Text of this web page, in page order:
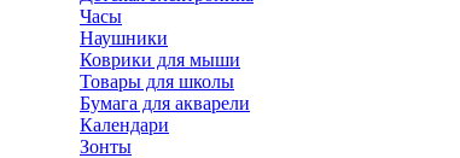
Часы
Наушники
Коврики для мыши
Товары для школы
Бумага для акварели
Календари
Зонты